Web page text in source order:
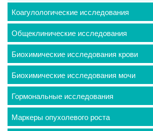
Коагулологические исследования
Общеклинические исследования
Биохимические исследования крови
Биохимические исследования мочи
Гормональные исследования
Маркеры опухолевого роста